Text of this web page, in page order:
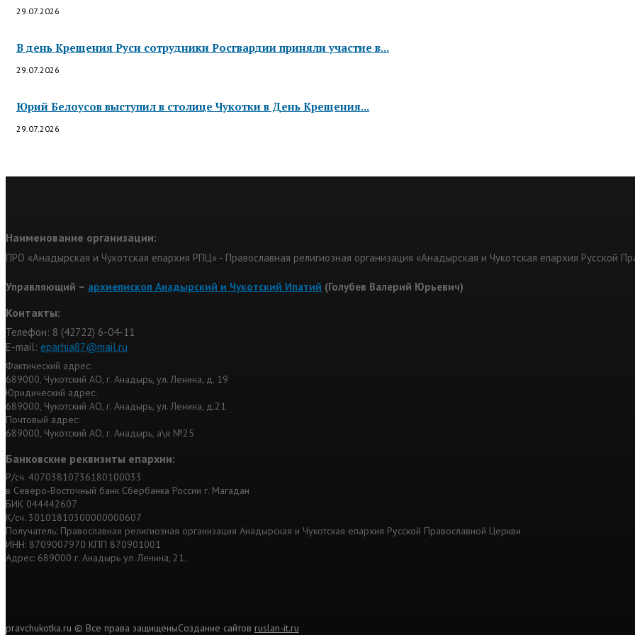
29.07.2026
В день Крещения Руси сотрудники Росгвардии приняли участие в...
29.07.2026
Юрий Белоусов выступил в столице Чукотки в День Крещения...
29.07.2026
Наименование организации:
ПРО «Анадырская и Чукотская епархия РПЦ» - Православная религиозная организация «Анадырская и Чукотская епархия Русской
Управляющий – архиепископ Анадырский и Чукотский Ипатий (Голубев Валерий Юрьевич)
Контакты:
Телефон: 8 (42722) 6-04-11
Е-mail: eparhia87@mail.ru
Фактический адрес:
689000, Чукотский АО, г. Анадырь, ул. Ленина, д. 19
Юридический адрес:
689000, Чукотский АО, г. Анадырь, ул. Ленина, д.21
Почтовый адрес:
689000, Чукотский АО, г. Анадырь, а\я №25
Банковские реквизиты епархии:
Р/сч. 40703810736180100033
в Северо-Восточный банк Сбербанка России г. Магадан
БИК 044442607
К/сч. 30101810300000000607
Получатель: Православная религиозная организация Анадырская и Чукотская епархия Русской Православной Церкви
ИНН: 8709007970 КПП 870901001
Адрес: 689000 г. Анадырь ул. Ленина, 21.
pravchukotka.ru © Все права защищеныCоздание сайтов ruslan-it.ru